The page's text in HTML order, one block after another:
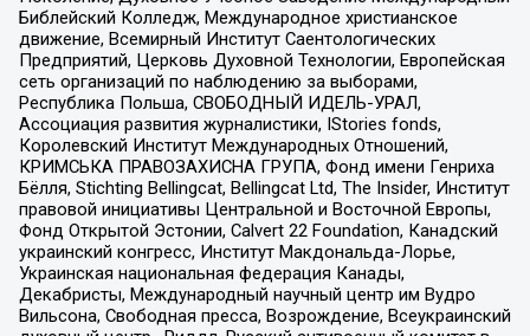
Библейский Колледж, Международное христианское
движение, Всемирный Институт Саентологических
Предприятий, Церковь Духовной Технологии, Европейская
сеть организаций по наблюдению за выборами,
Республика Польша, СВОБОДНЫЙ ИДЕЛЬ-УРАЛ,
Ассоциация развития журналистики, IStories fonds,
Королевский Институт Международных Отношений,
КРИМСЬКА ПРАВОЗАХИСНА ГРУПА, Фонд имени Генриха
Бёлля, Stichting Bellingcat, Bellingcat Ltd, The Insider, Институт
правовой инициативы Центральной и Восточной Европы,
Фонд Открытой Эстонии, Calvert 22 Foundation, Канадский
украинский конгресс, Институт Макдональда-Лорье,
Украинская национальная федерация Канады,
Декабристы, Международный научный центр им Вудро
Вильсона, Свободная пресса, Возрождение, Всеукраинский